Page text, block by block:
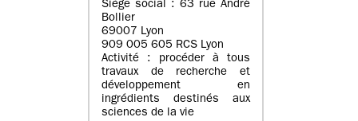
Siège social : 63 rue André
Bollier
69007 Lyon
909 005 605 RCS Lyon
Activité : procéder à tous
travaux de recherche et
développement en
ingrédients destinés aux
sciences de la vie